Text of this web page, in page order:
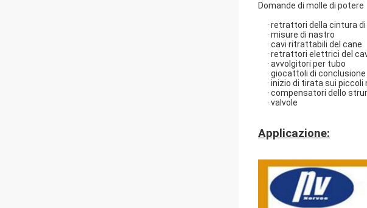
Domande di molle di potere
· retrattori della cintura
· misure di nastro
· cavi ritrattabili del cane
· retrattori elettrici del
· avvolgitori per tubo
· giocattoli di conclusione
· inizio di tirata sui
· compensatori dello
· valvole
Applicazione: